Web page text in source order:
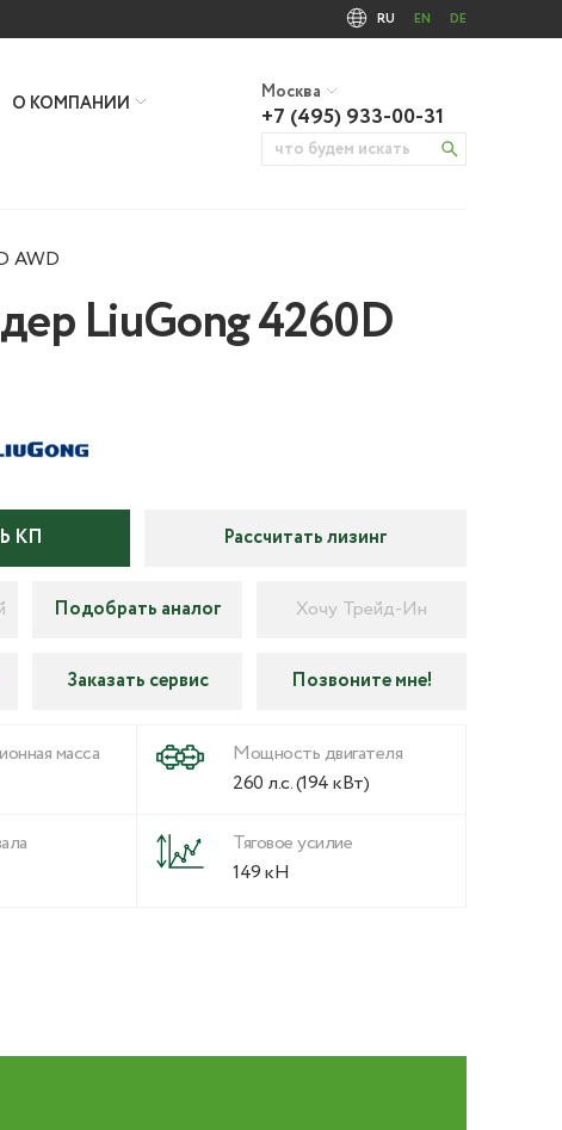
RU EN DE
О КОМПАНИИ
Москва
+7 (495) 933-00-31
AWD
LiuGong 4260D
КП Рассчитать лизинг
Подобрать аналог Хочу Трейд-Ин
Заказать сервис Позвоните мне!
масса
Мощность двигателя
260 л.с. (194 кВт)
Тяговое усилие
149 кН